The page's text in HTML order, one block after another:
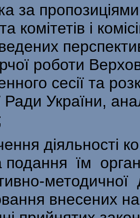
за
та комітетів і
роботи
сесії та
України,
діяльності
подання їм
внесених на